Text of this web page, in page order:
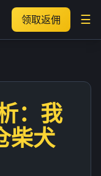
领取返佣 ☰
：我
柴犬